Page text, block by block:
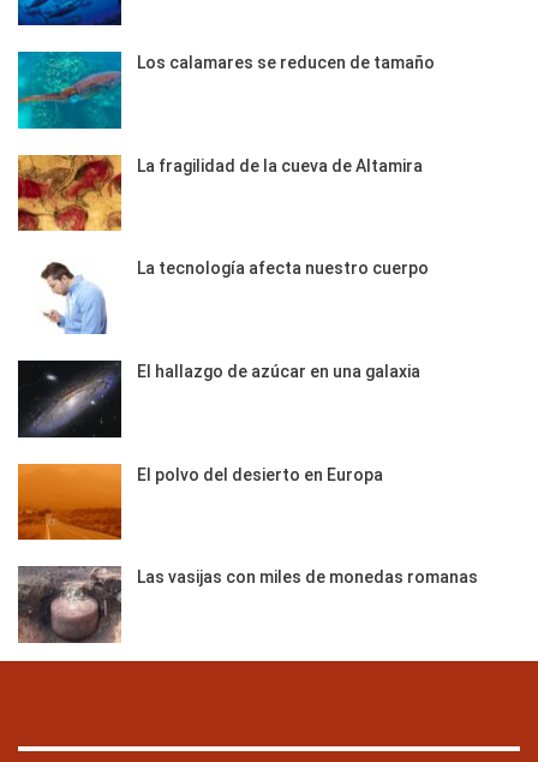
Los calamares se reducen de tamaño
La fragilidad de la cueva de Altamira
La tecnología afecta nuestro cuerpo
El hallazgo de azúcar en una galaxia
El polvo del desierto en Europa
Las vasijas con miles de monedas romanas